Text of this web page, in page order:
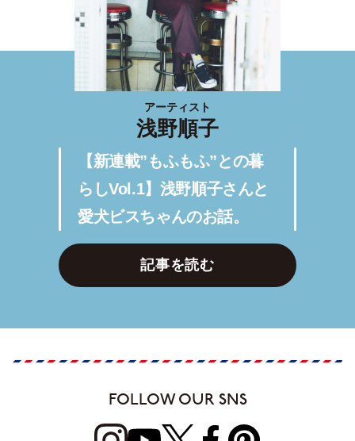
アーティスト
浅野順子
【新連載”もふもふ”との暮
らしVol.1】浅野順子さんと
愛犬ビスちゃんのお話。
記事を読む
FOLLOW OUR SNS